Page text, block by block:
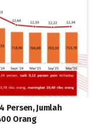
Persen, Jumlah
Orang